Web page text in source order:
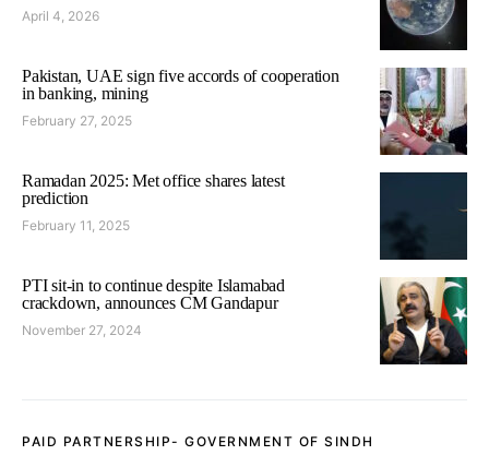
April 4, 2026
Pakistan, UAE sign five accords of cooperation
in banking, mining
February 27, 2025
Ramadan 2025: Met office shares latest
prediction
February 11, 2025
PTI sit-in to continue despite Islamabad
crackdown, announces CM Gandapur
November 27, 2024
PAID PARTNERSHIP- GOVERNMENT OF SINDH